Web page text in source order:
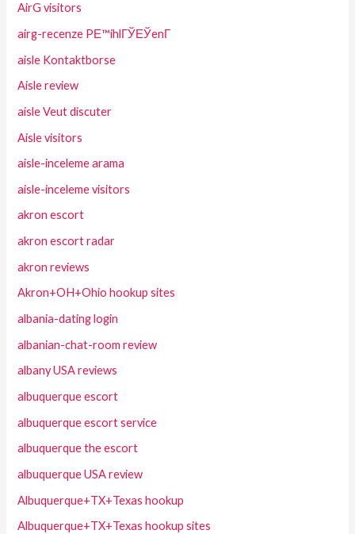
AirG visitors
airg-recenze PЕ™ihlГЎЕЎenГ­
aisle Kontaktborse
Aisle review
aisle Veut discuter
Aisle visitors
aisle-inceleme arama
aisle-inceleme visitors
akron escort
akron escort radar
akron reviews
Akron+OH+Ohio hookup sites
albania-dating login
albanian-chat-room review
albany USA reviews
albuquerque escort
albuquerque escort service
albuquerque the escort
albuquerque USA review
Albuquerque+TX+Texas hookup
Albuquerque+TX+Texas hookup sites